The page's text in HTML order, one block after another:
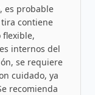
es probable
contiene
flexible,
internos del
se requiere
cuidado, ya
recomienda